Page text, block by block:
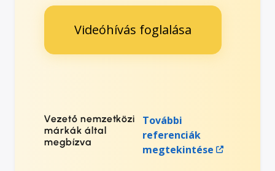
Videóhívás foglalása
Vezető nemzetközi
márkák által
megbízva
További
referenciák
megtekintése